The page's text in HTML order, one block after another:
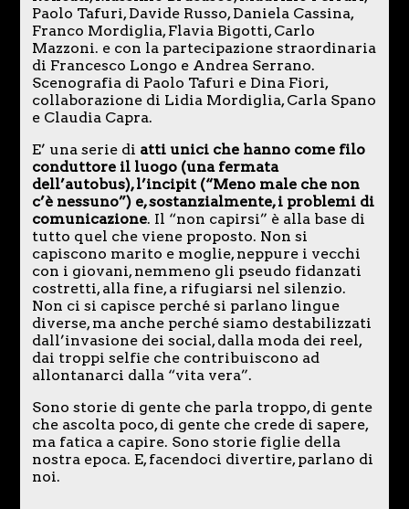
Paolo Tafuri, Davide Russo, Daniela Cassina,
Franco Mordiglia, Flavia Bigotti, Carlo
Mazzoni. e con la partecipazione straordinaria
di Francesco Longo e Andrea Serrano.
Scenografia di Paolo Tafuri e Dina Fiori,
collaborazione di Lidia Mordiglia, Carla Spano
e Claudia Capra.
E’ una serie di atti unici che hanno come filo
conduttore il luogo (una fermata
dell’autobus), l’incipit (“Meno male che non
c’è nessuno”) e, sostanzialmente, i problemi di
comunicazione. Il “non capirsi” è alla base di
tutto quel che viene proposto. Non si
capiscono marito e moglie, neppure i vecchi
con i giovani, nemmeno gli pseudo fidanzati
costretti, alla fine, a rifugiarsi nel silenzio.
Non ci si capisce perché si parlano lingue
diverse, ma anche perché siamo destabilizzati
dall’invasione dei social, dalla moda dei reel,
dai troppi selfie che contribuiscono ad
allontanarci dalla “vita vera”.
Sono storie di gente che parla troppo, di gente
che ascolta poco, di gente che crede di sapere,
ma fatica a capire. Sono storie figlie della
nostra epoca. E, facendoci divertire, parlano di
noi.